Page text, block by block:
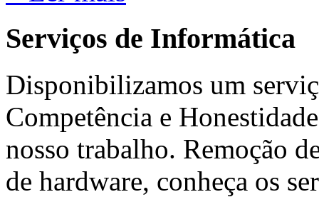
Serviços de Informática
Disponibilizamos um
Competência e
nosso trabalho. Remoção
de hardware, conheça os